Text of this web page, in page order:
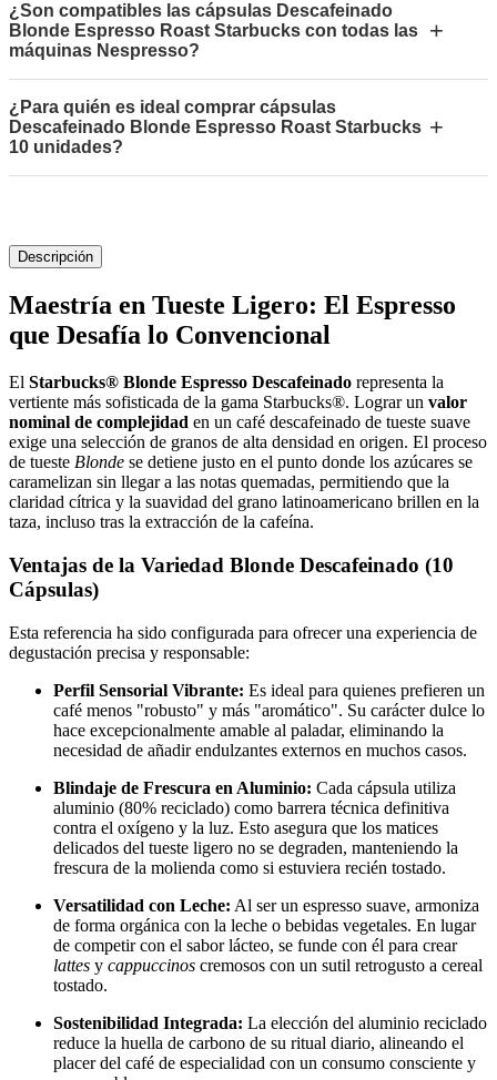
¿Son compatibles las cápsulas Descafeinado
Blonde Espresso Roast Starbucks con todas las
máquinas Nespresso?
+
¿Para quién es ideal comprar cápsulas
Descafeinado Blonde Espresso Roast Starbucks
10 unidades?
+
Descripción
Maestría en Tueste Ligero: El Espresso
que Desafía lo Convencional
El Starbucks® Blonde Espresso Descafeinado representa la
vertiente más sofisticada de la gama Starbucks®. Lograr un valor
nominal de complejidad en un café descafeinado de tueste suave
exige una selección de granos de alta densidad en origen. El proceso
de tueste Blonde se detiene justo en el punto donde los azúcares se
caramelizan sin llegar a las notas quemadas, permitiendo que la
claridad cítrica y la suavidad del grano latinoamericano brillen en la
taza, incluso tras la extracción de la cafeína.
Ventajas de la Variedad Blonde Descafeinado (10
Cápsulas)
Esta referencia ha sido configurada para ofrecer una experiencia de
degustación precisa y responsable:
Perfil Sensorial Vibrante: Es ideal para quienes prefieren un
café menos "robusto" y más "aromático". Su carácter dulce lo
hace excepcionalmente amable al paladar, eliminando la
necesidad de añadir endulzantes externos en muchos casos.
Blindaje de Frescura en Aluminio: Cada cápsula utiliza
aluminio (80% reciclado) como barrera técnica definitiva
contra el oxígeno y la luz. Esto asegura que los matices
delicados del tueste ligero no se degraden, manteniendo la
frescura de la molienda como si estuviera recién tostado.
Versatilidad con Leche: Al ser un espresso suave, armoniza
de forma orgánica con la leche o bebidas vegetales. En lugar
de competir con el sabor lácteo, se funde con él para crear
lattes y cappuccinos cremosos con un sutil retrogusto a cereal
tostado.
Sostenibilidad Integrada: La elección del aluminio reciclado
reduce la huella de carbono de su ritual diario, alineando el
placer del café de especialidad con un consumo consciente y